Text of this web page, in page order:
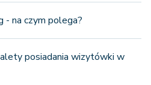
- na czym polega?
posiadania wizytówki w